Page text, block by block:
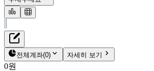
그래피
재무정보
펀더멘탈
밸류에이션
전체계좌(0) 자세히 보기
0원